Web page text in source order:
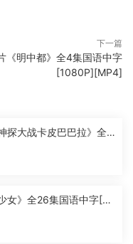
下一篇
《明中都》全4集国语中字
[1080P][MP4]
探大战卡皮巴巴拉》全2
女》全26集国语中字[10